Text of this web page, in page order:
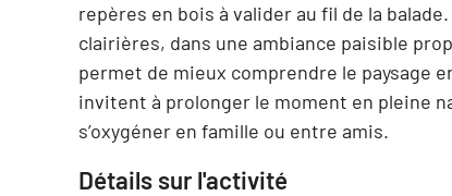
repères en bois à valider au fil de la
clairières, dans une ambiance paisible
permet de mieux comprendre le paysage
invitent à prolonger le moment en pleine
s’oxygéner en famille ou entre amis.
Détails sur l'activité